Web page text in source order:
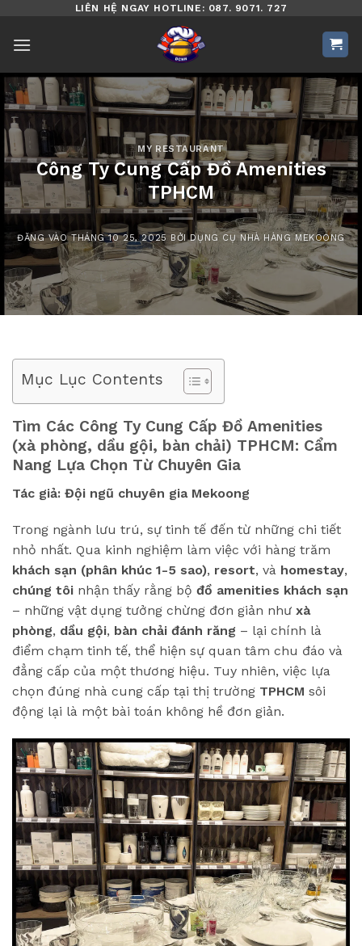
nội
dung
LIÊN HỆ NGAY HOTLINE: 087. 9071. 727
MY RESTAURANT
Công Ty Cung Cấp Đồ Amenities
TPHCM
ĐĂNG VÀOTHÁNG 10 25, 2025 BỞIDỤNG CỤ NHÀ HÀNG MEKOONG
Mục Lục Contents
Tìm Các Công Ty Cung Cấp Đồ Amenities
(xà phòng, dầu gội, bàn chải) TPHCM: Cẩm
Nang Lựa Chọn Từ Chuyên Gia
Tác giả: Đội ngũ chuyên gia Mekoong
Trong ngành lưu trú, sự tinh tế đến từ những chi tiết
nhỏ nhất. Qua kinh nghiệm làm việc với hàng trăm
khách sạn (phân khúc 1-5 sao), resort, và homestay,
chúng tôi nhận thấy rằng bộ đồ amenities khách sạn
– những vật dụng tưởng chừng đơn giản như xà
phòng, dầu gội, bàn chải đánh răng – lại chính là
điểm chạm tinh tế, thể hiện sự quan tâm chu đáo và
đẳng cấp của một thương hiệu. Tuy nhiên, việc lựa
chọn đúng nhà cung cấp tại thị trường TPHCM sôi
động lại là một bài toán không hề đơn giản.